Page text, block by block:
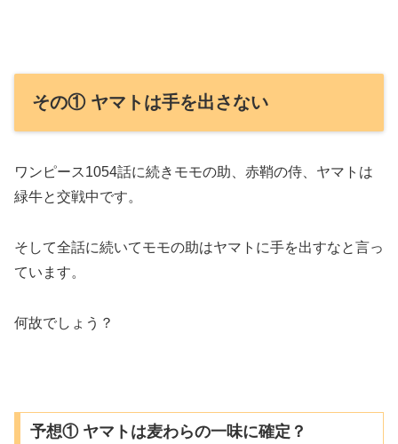
その① ヤマトは手を出さない
ワンピース1054話に続きモモの助、赤鞘の侍、ヤマトは
緑牛と交戦中です。
そして全話に続いてモモの助はヤマトに手を出すなと言っ
ています。
何故でしょう？
予想① ヤマトは麦わらの一味に確定？